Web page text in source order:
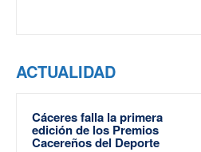
ACTUALIDAD
Cáceres falla la primera
edición de los Premios
Cacereños del Deporte